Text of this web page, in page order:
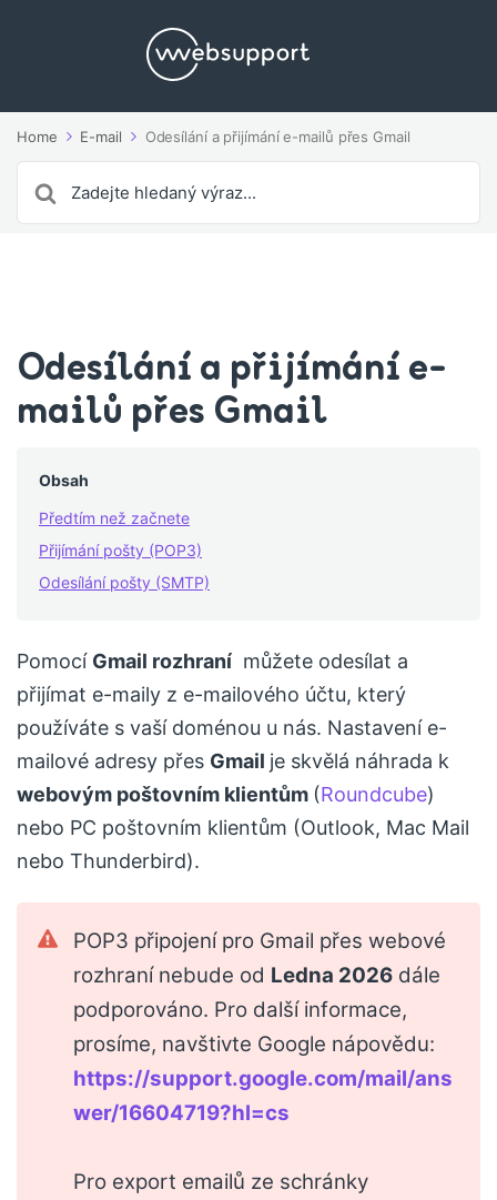
Home E-mail Odesílání a přijímání e-mailů přes Gmail
For
Odesílání a přijímání e-
mailů přes Gmail
Obsah
Předtím než začnete
Přijímání pošty (POP3)
Odesílání pošty (SMTP)
Pomocí Gmail rozhraní můžete odesílat a
přijímat e-maily z e-mailového účtu, který
používáte s vaší doménou u nás. Nastavení e-
mailové adresy přes Gmail je skvělá náhrada k
webovým poštovním klientům (Roundcube)
nebo PC poštovním klientům (Outlook, Mac Mail
nebo Thunderbird).
POP3 připojení pro Gmail přes webové
rozhraní nebude od Ledna 2026 dále
podporováno. Pro další informace,
prosíme, navštivte Google nápovědu:
https://support.google.com/mail/ans
wer/16604719?hl=cs
Pro export emailů ze schránky